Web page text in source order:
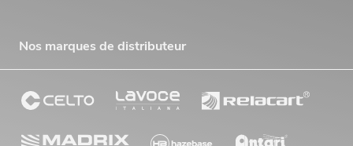
Nos marques de distributeur